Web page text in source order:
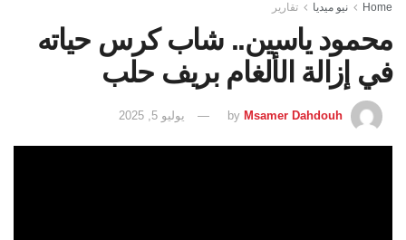
Home نيو ميديا تقارير
محمود ياسين.. شاب كرس حياته
في إزالة الألغام بريف حلب
by Msamer Dahdouh يوليو 5, 2025